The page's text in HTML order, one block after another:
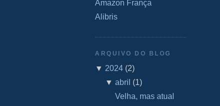
Amazon França
Alibris
ARQUIVO DO BLOG
▼ 2024 (2)
▼ abril (1)
Velha, mas atual